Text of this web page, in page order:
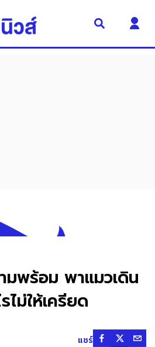
มพร้อม พาแมวเดิน
ไม่ให้เครียด
แชร์